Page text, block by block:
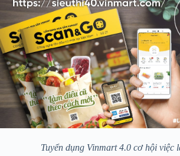
Tuyển dụng Vinmart 4.0 cơ hội việc